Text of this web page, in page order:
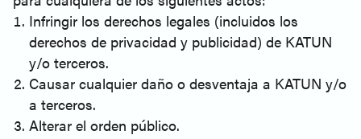
Infringir los derechos legales (incluidos los
derechos de privacidad y publicidad) de KATUN
y/o terceros.
Causar cualquier daño o desventaja a KATUN y/o
a terceros.
Alterar el orden público.